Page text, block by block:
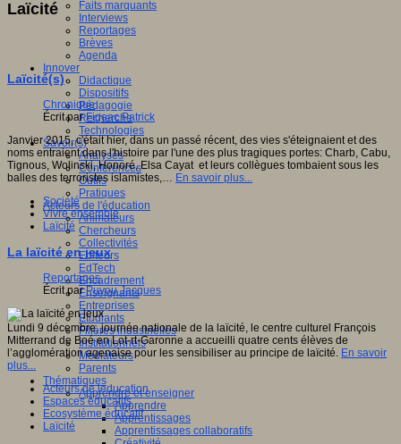
Faits marquants
Interviews
Reportages
Brèves
Agenda
Innover
Didactique
Dispositifs
Pédagogie
Recherche
Technologies
Savoir(s)
Analyses
Conférences
Outils
Pratiques
Acteurs de l'éducation
Animateurs
Chercheurs
Collectivités
Editeurs
EdTech
Encadrement
Enseignants
Entreprises
Etudiants
Filières industrielles
Institutionnels
Médiateurs
Parents
Thématiques
Apprendre et enseigner
Apprendre
Apprentissages
Apprentissages collaboratifs
Laïcité
Laïcité(s)
Chronique
Écrit parFigeac Patrick
Janvier 2015, c'était hier, dans un passé récent, des vies s'éteignaient et des
noms entraient dans l'histoire par l'une des plus tragiques portes: Charb, Cabu,
Tignous, Wolinski, Honoré, Elsa Cayat et leurs collègues tombaient sous les
balles des terroristes islamistes,… En savoir plus...
Société
Vivre ensemble
Laïcité
La laïcité en jeux
Reportages
Écrit parPuyou Jacques
Lundi 9 décembre, journée nationale de la laïcité, le centre culturel François
Mitterrand de Boé en Lot-rt-Garonne a accueilli quatre cents élèves de
l’agglomération agenaise pour les sensibiliser au principe de laïcité. En savoir
plus...
Acteurs de leducation
Espaces éducatifs
Ecosystème éducatif
Laïcité